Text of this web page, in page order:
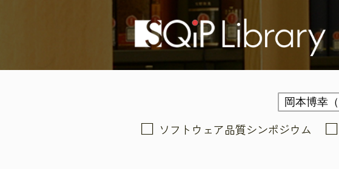
ソフトウェア品質シンポジウム